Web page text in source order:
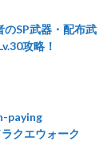
のSP武器・配布武
攻略！
paying
クエウォーク